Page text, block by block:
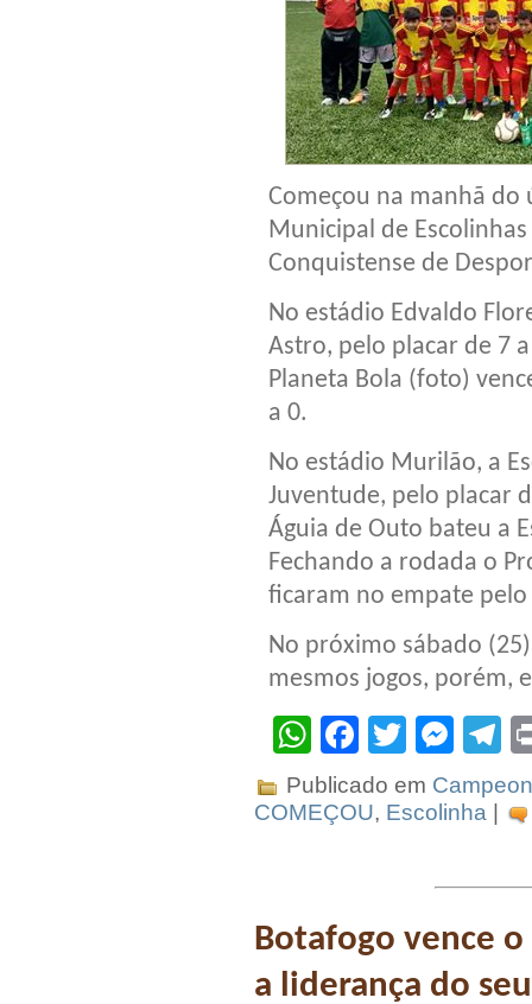
Começou na manhã do
Municipal de
Conquistense de
No estádio Edvaldo
Astro, pelo placar de 7
Planeta Bola (foto)
a 0.
No estádio Murilão, a
Juventude, pelo placar
Águia de Outo bateu a
Fechando a rodada o
ficaram no empate pelo
No próximo sábado
mesmos jogos, porém,
WhatsApp
Facebook
Twitter
Publicado em
COMEÇOU, Escolinha
Botafogo vence
a liderança do